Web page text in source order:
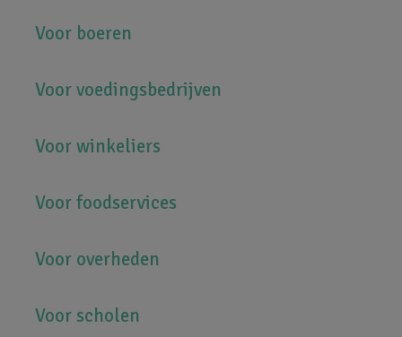
Hoofdnavigatie
Voor boeren
Voor voedingsbedrijven
Voor winkeliers
Voor foodservices
Voor overheden
Voor scholen